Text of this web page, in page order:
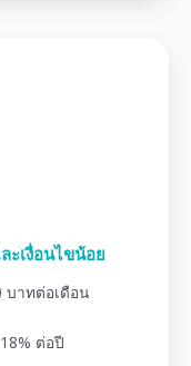
ะเงื่อนไขน้อย
บาทต่อเดือน
ต่อปี